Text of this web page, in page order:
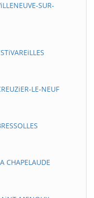
SUR-
LE-NEUF